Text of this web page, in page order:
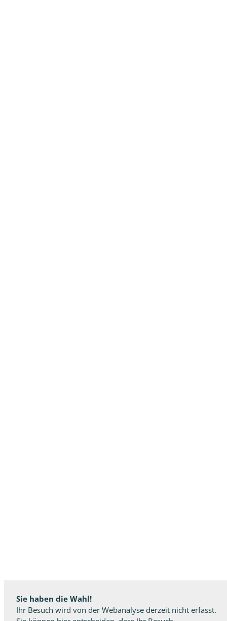
Sie haben die Wahl!
Ihr Besuch wird von der Webanalyse derzeit nicht erfasst.